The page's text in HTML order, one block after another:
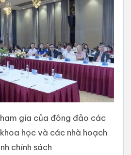
gia của đông đảo các
học và các nhà hoạch
chính sách